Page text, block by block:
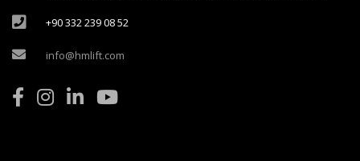
+90 332 239 08 52
info@hmlift.com